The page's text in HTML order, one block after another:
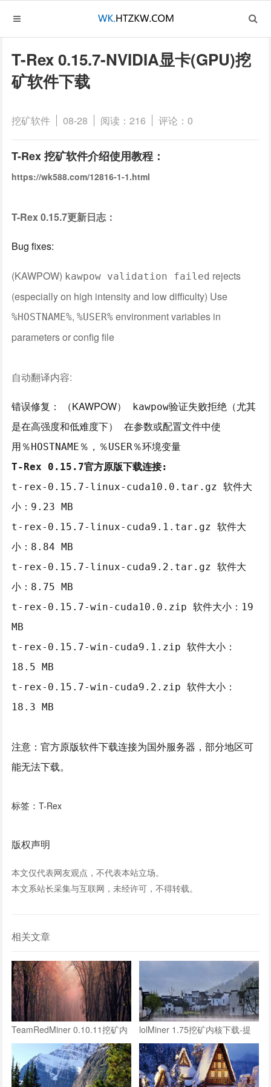
T-Rex 0.15.7-NVIDIA显卡(GPU)挖
矿软件下载
挖矿软件 08-28 阅读：216 评论：0
T-Rex 挖矿软件介绍使用教程：
https://wk588.com/12816-1-1.html
T-Rex 0.15.7更新日志：
Bug fixes:
(KAWPOW) kawpow validation failed rejects
(especially on high intensity and low difficulty) Use
%HOSTNAME%,%USER% environment variables in
parameters or config file
自动翻译内容:
错误修复： （KAWPOW）
kawpow验证失败拒绝（尤其
是在高强度和低难度下） 在参数或配置文件中使
用 ％HOSTNAME％， ％USER％环境变量
T-Rex 0.15.7官方原版下载连接:
t-rex-0.15.7-linux-cuda10.0.tar.gz 软件大
小：9.23 MB
t-rex-0.15.7-linux-cuda9.1.tar.gz 软件大
小：8.84 MB
t-rex-0.15.7-linux-cuda9.2.tar.gz 软件大
小：8.75 MB
t-rex-0.15.7-win-cuda10.0.zip 软件大小：19
MB
t-rex-0.15.7-win-cuda9.1.zip 软件大小：
18.5 MB
t-rex-0.15.7-win-cuda9.2.zip 软件大小：
18.3 MB
注意：官方原版软件下载连接为国外服务器，部分地区可
能无法下载。
标签：T-Rex
版权声明
本文仅代表网友观点，不代表本站立场。
本文系站长采集与互联网，未经许可，不得转载。
相关文章
TeamRedMiner 0.10.11挖矿内
核下载-略微提高ironfish算力
lolMiner 1.75挖矿内核下载-提
升ironfish挖矿算力